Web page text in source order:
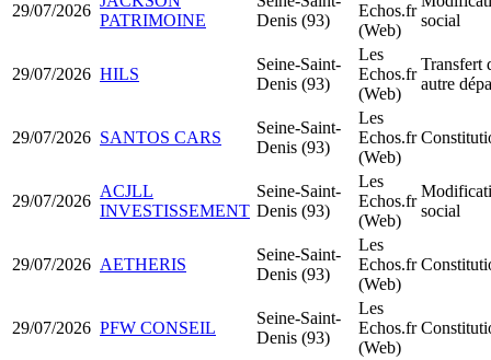
29/07/2026
PATRIMOINE
Denis (93)
Echos.fr
(Web)
social
29/07/2026 HILS
Seine-Saint-
Denis (93)
Les
Echos.fr
(Web)
Transfert
autre
29/07/2026 SANTOS CARS
Seine-Saint-
Denis (93)
Les
Echos.fr
(Web)
29/07/2026
ACJLL
INVESTISSEMENT
Seine-Saint-
Denis (93)
Les
Echos.fr
(Web)
social
29/07/2026 AETHERIS
Seine-Saint-
Denis (93)
Les
Echos.fr
(Web)
29/07/2026 PFW CONSEIL
Seine-Saint-
Denis (93)
Les
Echos.fr
(Web)